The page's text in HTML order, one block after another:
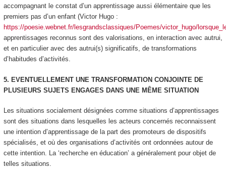
accompagnant le constat d’un apprentissage aussi élémentaire que les
premiers pas d’un enfant (Victor Hugo :
https://poesie.webnet.fr/lesgrandsclassiques/Poemes/victor_hugo/
apprentissages reconnus sont des valorisations, en interaction avec autrui,
et en particulier avec des autrui(s) significatifs, de transformations
d’habitudes d’activités.
5. EVENTUELLEMENT UNE TRANSFORMATION CONJOINTE DE
PLUSIEURS SUJETS ENGAGES DANS UNE MÊME SITUATION
Les situations socialement désignées comme situations d’apprentissages
sont des situations dans lesquelles les acteurs concernés reconnaissent
une intention d’apprentissage de la part des promoteurs de dispositifs
spécialisés, et où des organisations d’activités ont ordonnées autour de
cette intention. La ‘recherche en éducation’ a généralement pour objet de
telles situations.